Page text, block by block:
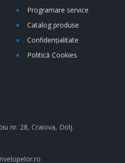
Programare service
Catalog produse
Confidențialitate
Politică Cookies
nr. 28, Craiova, Dolj.